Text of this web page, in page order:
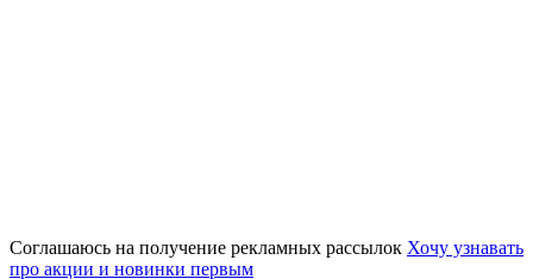
Соглашаюсь на получение рекламных рассылок Хочу узнавать
про акции и новинки первым